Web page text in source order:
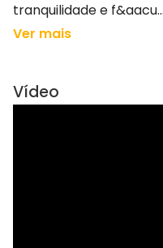
tranquilidade e f&aacu...
Ver mais
Vídeo